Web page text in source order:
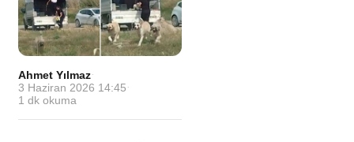
Ahmet Yılmaz·
3 Haziran 2026 14:45 ·
1 dk okuma